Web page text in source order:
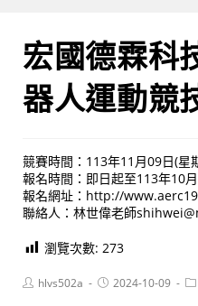
宏國德霖科
器人運動競
競賽時間：113年11月09日(星
報名時間：即日起至113年10
報名網址：http://
聯絡人：林世偉老師
瀏覽次數: 273
Posthlvs502a
Post2024-10-09